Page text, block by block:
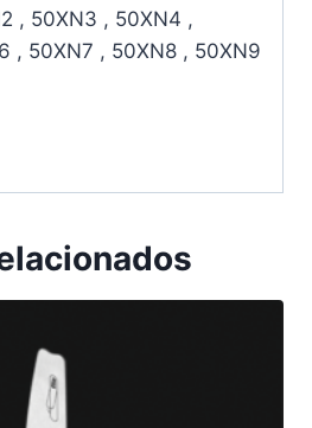
, 50XN3 , 50XN4 ,
, 50XN7 , 50XN8 , 50XN9